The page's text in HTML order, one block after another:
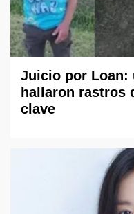
Juicio por Loan:
hallaron rastros
clave